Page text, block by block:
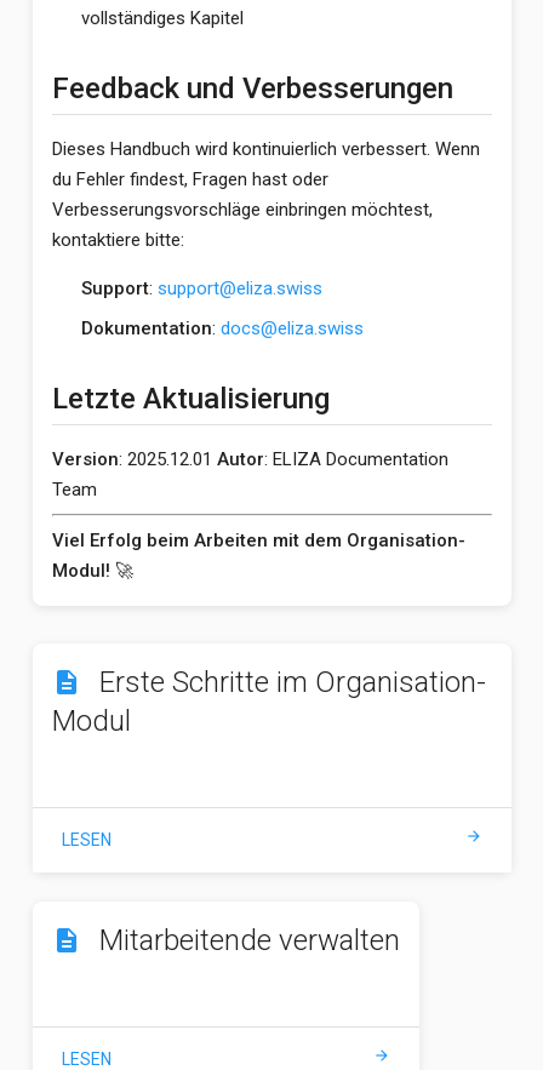
vollständiges Kapitel
Feedback und Verbesserungen
Dieses Handbuch wird kontinuierlich verbessert. Wenn
du Fehler findest, Fragen hast oder
Verbesserungsvorschläge einbringen möchtest,
kontaktiere bitte:
Support: support@eliza.swiss
Dokumentation: docs@eliza.swiss
Letzte Aktualisierung
Version: 2025.12.01 Autor: ELIZA Documentation
Team
Viel Erfolg beim Arbeiten mit dem Organisation-
Modul! 🚀
description
Erste Schritte im Organisation-
Modul
LESEN arrow_forward
description Mitarbeitende verwalten
LESEN arrow_forward